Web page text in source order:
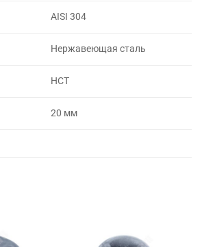
AISI 304
Нержавеющая сталь
НСТ
20 мм